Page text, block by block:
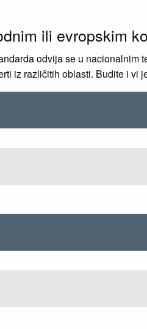
ili evropskim
odvija se u
iz različitih oblasti. Budite i vi